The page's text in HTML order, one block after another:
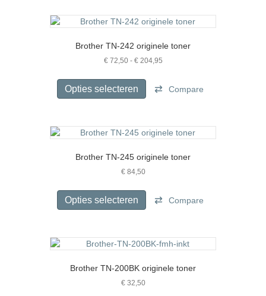
Deze
kan
gekozen
de
Brother TN-242 originele toner
€72,50 - €204,95Prijsklasse:
€ 204,95
Opties selecteren
product
Deze
kan
de
Compare
Brother TN-245 originele toner
€84,50
Opties selecteren
product
Deze
kan
Compare
Brother TN-200BK originele toner
€32,50